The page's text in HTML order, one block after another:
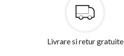
Livrare si retur gratuite